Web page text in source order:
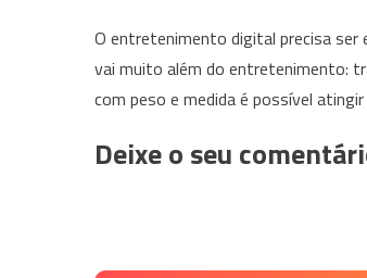
O entretenimento digital precisa ser
vai muito além do entretenimento:
com peso e medida é possível
Deixe o seu